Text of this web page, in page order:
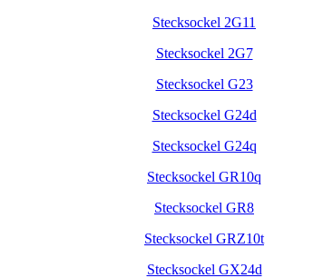
Stecksockel 2G11
Stecksockel 2G7
Stecksockel G23
Stecksockel G24d
Stecksockel G24q
Stecksockel GR10q
Stecksockel GR8
Stecksockel GRZ10t
Stecksockel GX24d